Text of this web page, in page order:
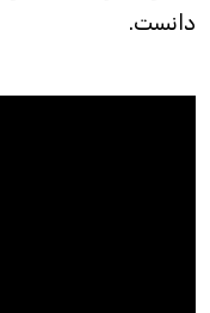
دانست.